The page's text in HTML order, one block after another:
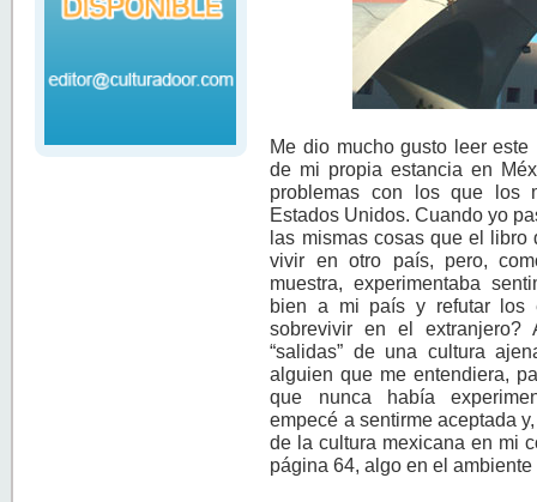
Me dio mucho gusto leer
de mi propia estancia en
problemas con los que los
Estados Unidos. Cuando yo
las mismas cosas que el
vivir en otro país, pero,
muestra, experimentaba
bien a mi país y refutar los
sobrevivir en el
“salidas” de una cultura
alguien que me entendiera,
que nunca había
empecé a sentirme aceptada
de la cultura mexicana en mi
página 64, algo en el